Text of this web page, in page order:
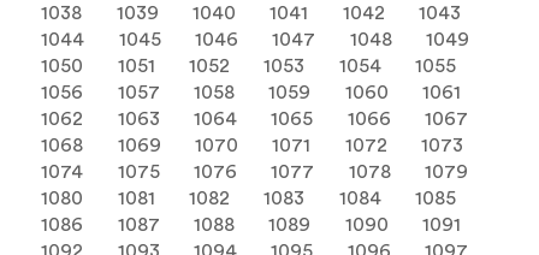
1038
1039 1040 1041 1042
1043
1044
1045 1046 1047 1048
1049
1050
1051 1052 1053 1054
1055
1056
1057 1058 1059 1060
1061
1062
1063 1064 1065 1066
1067
1068
1069 1070 1071 1072
1073
1074
1075 1076 1077 1078
1079
1080
1081 1082 1083 1084
1085
1086
1087 1088 1089 1090
1091